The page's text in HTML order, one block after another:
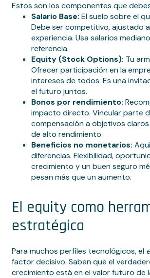
Estos son los componentes que
Salario Base: El suelo sobre el
Debe ser competitivo, ajustado
experiencia. Usa salarios
referencia.
Equity (Stock Options): Tu
Ofrecer participación en la
intereses de todos. Es una
el futuro juntos.
Bonos por rendimiento:
impacto directo. Vincular parte
compensación a objetivos
de alto rendimiento.
Beneficios no monetarios:
diferencias. Flexibilidad,
crecimiento y un buen seguro
pesan más que un aumento.
El equity como
estratégica
Para muchos perfiles tecnológicos, el
factor decisivo. Saben que el
crecimiento está en el valor futuro de